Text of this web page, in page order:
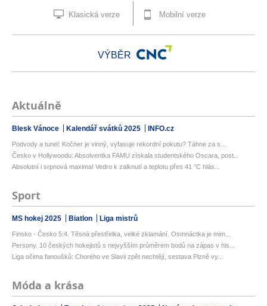
Klasická verze Mobilní verze
VÝBĚR
Aktuálně
Blesk Vánoce Kalendář svátků 2025 INFO.cz
Podvody a tunel: Kočner je vinný, vyfasuje rekordní pokutu? Táhne za s...
Česko v Hollywoodu: Absolventka FAMU získala studentského Oscara, post...
Absolutní i srpnová maxima! Vedro k zalknutí a teplotu přes 41 °C hlás...
Sport
MS hokej 2025 Biatlon Liga mistrů
Finsko - Česko 5:4. Těsná přestřelka, velké zklamání. Osmnáctka je mim...
Persony. 10 českých hokejistů s nejvyšším průměrem bodů na zápas v his...
Liga očima fanoušků: Chorého ve Slavii zpět nechtějí, sestava Plzně vy...
Móda a krása